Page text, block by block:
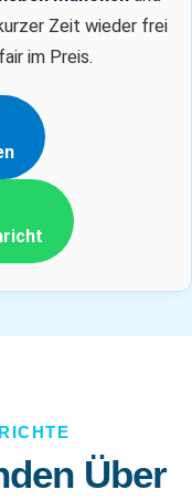
Zeit wieder frei
im Preis.
Über